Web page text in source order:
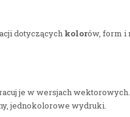
dotyczących kolorów, form i
je w wersjach wektorowych.
jednokolorowe wydruki.